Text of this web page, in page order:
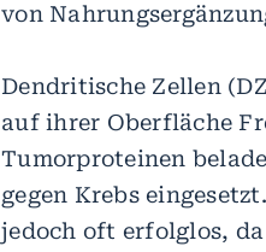
von
Dendritische Zellen
auf ihrer Oberfläche
Tumorproteinen
gegen Krebs
jedoch oft erfolglos,